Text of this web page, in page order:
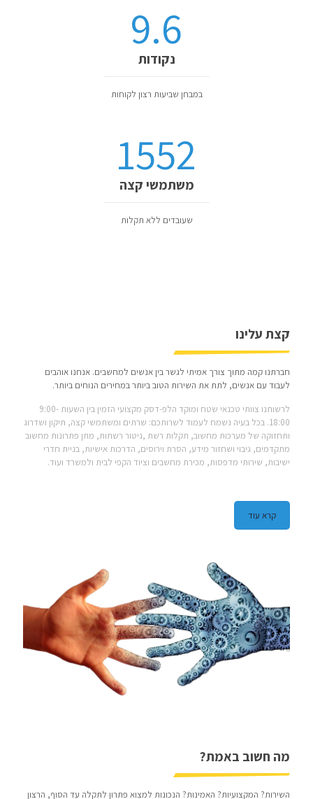
9.6
נקודות
במבחן שביעות רצון לקוחות
1552
משתמשי קצה
שעובדים ללא תקלות
קצת עלינו
חברתנו קמה מתוך צורך אמיתי לגשר בין אנשים למחשבים. אנחנו אוהבים
לעבוד עם אנשים, לתת את השירות הטוב ביותר במחירים הנוחים ביותר.
לרשותנו צוותי טכנאי שטח ומוקד הלפ-דסק מקצועי הזמין בין השעות 9:00-
18:00. בכל בעיה נשמח לעמוד לשרותכם: שרתים ומשתמשי קצה, תיקון ושדרוג
ותחזוקה של מערכות מחשוב, תקלות רשת ,ניטור רשתות, מתן פתרונות מחשוב
מתקדמים, גיבוי ושחזור מידע, הסרת וירוסים, הדרכות אישיות, בניית חדרי
ישיבות, שירותי מדפסות, מכירת מחשבים וציוד הקפי לבית ולמשרד ועוד.
קרא עוד
מה חשוב באמת?
השירות? המקצועיות? האמינות? הנכונות למצוא פתרון לתקלה עד הסוף, הרצון